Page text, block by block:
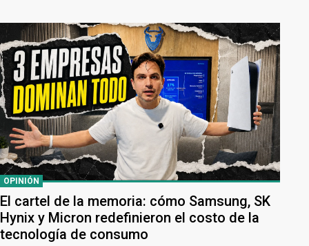
OPINIÓN
El cartel de la memoria: cómo Samsung, SK
Hynix y Micron redefinieron el costo de la
tecnología de consumo